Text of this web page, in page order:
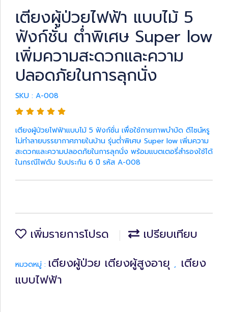
เตียงผู้ป่วยไฟฟ้า แบบไม้ 5
ฟังก์ชั่น ต่ำพิเศษ Super low
เพิ่มความสะดวกและความ
ปลอดภัยในการลุกนั่ง
SKU : A-008
เตียงผู้ป่วยไฟฟ้าแบบไม้ 5 ฟังก์ชั่น เพื่อใช้กายภาพบำบัด ดีไซน์หรู
ไม่ทำลายบรรยากาศภายในบ้าน รุ่นต่ำพิเศษ Super low เพิ่มความ
สะดวกและความปลอดภัยในการลุกนั่ง พร้อมแบตเตอรี่สำรองใช้ได้
ในกรณีไฟดับ รับประกัน 6 ปี รหัส A-008
เพิ่มรายการโปรด เปรียบเทียบ
หมวดหมู่ : เตียงผู้ป่วย เตียงผู้สูงอายุ , เตียง
แบบไฟฟ้า